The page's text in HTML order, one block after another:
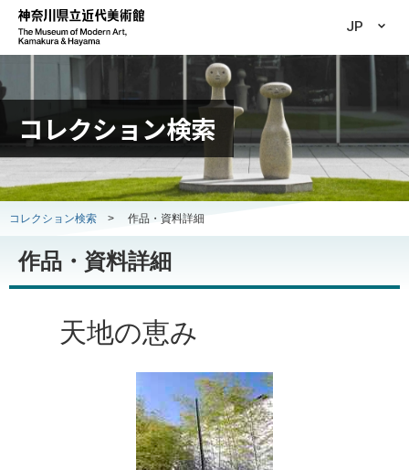
JP
コレクション検索
コレクション検索 > 作品・資料詳細
作品・資料詳細
天地の恵み